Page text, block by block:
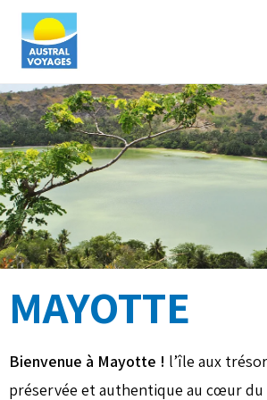
MAYOTTE
Bienvenue à Mayotte ! l’île aux
préservée et authentique au cœur du